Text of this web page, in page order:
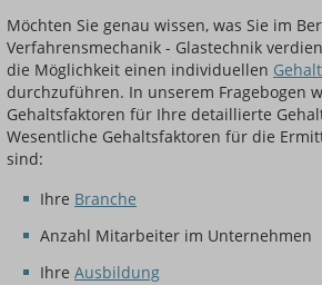
Möchten Sie genau wissen, was Sie im
Verfahrensmechanik - Glastechnik
die Möglichkeit einen individuellen
durchzuführen. In unserem Fragebogen
Gehaltsfaktoren für Ihre detaillierte
Wesentliche Gehaltsfaktoren für die
sind:
Ihre Branche
Anzahl Mitarbeiter im Unternehmen
Ihre Ausbildung